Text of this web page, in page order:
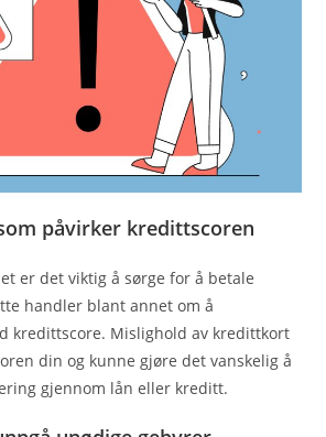
påvirker kredittscoren
er det viktig å sørge for å betale
handler blant annet om å
kredittscore. Mislighold av kredittkort
din og kunne gjøre det vanskelig å
gjennom lån eller kreditt.